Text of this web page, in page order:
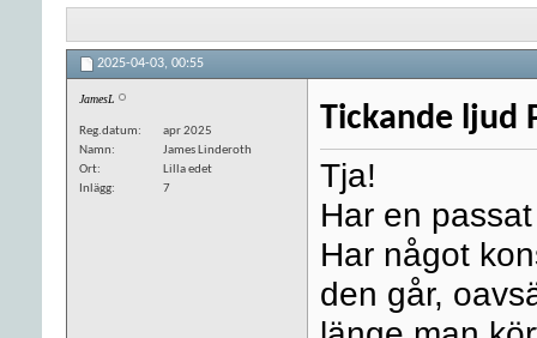
2025-04-03, 00:55
JamesL
Reg.datum
apr 2025
Namn
James Linderoth
Ort
Lilla edet
Inlägg
7
Tickande ljud
Tja!
Har en
Har något
den går,